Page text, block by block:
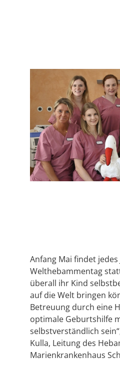
Anfang Mai findet jedes
Welthebammentag
überall ihr Kind
auf die Welt bringen
Betreuung durch eine
optimale Geburtshilfe
selbstverständlich
Kulla, Leitung des
Marienkrankenhaus